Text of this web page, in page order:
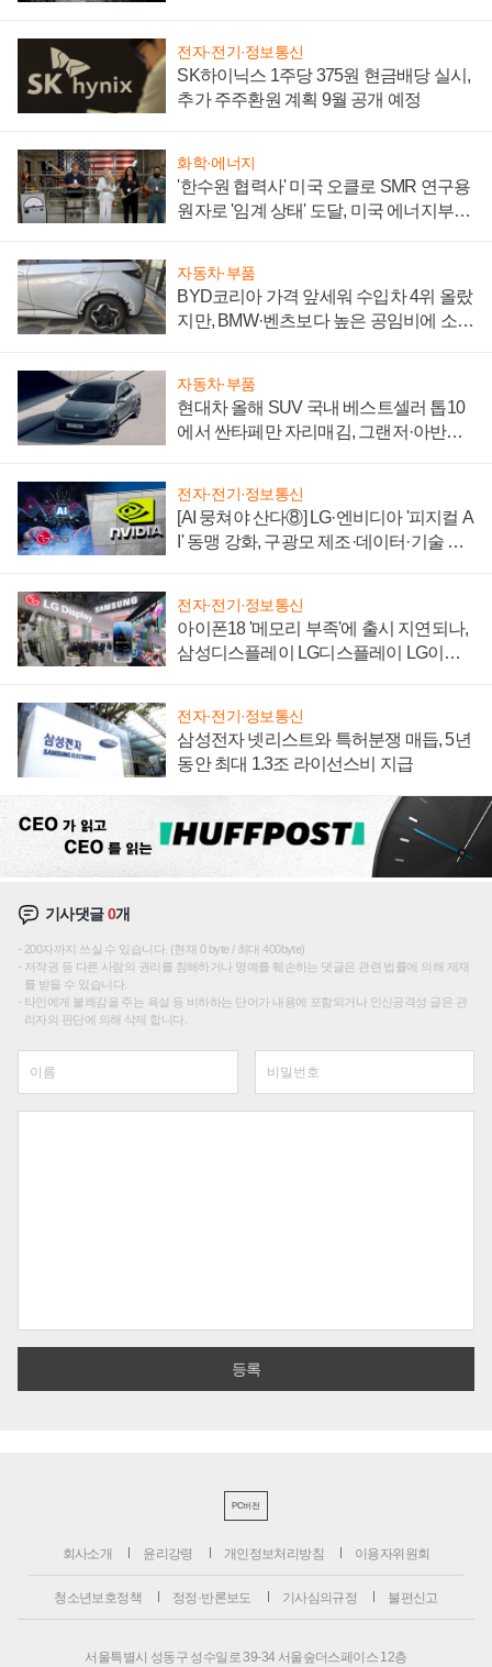
전자·전기·정보통신
SK하이닉스 1주당 375원 현금배당 실시,
추가 주주환원 계획 9월 공개 예정
화학·에너지
'한수원 협력사' 미국 오클로 SMR 연구용
원자로 '임계 상태' 도달, 미국 에너지부
자동차·부품
BYD코리아 가격 앞세워 수입차 4위 올랐
지만, BMW·벤츠보다 높은 공임비에 소비
자동차·부품
현대차 올해 SUV 국내 베스트셀러 톱10
에서 싼타페만 자리매김, 그랜저·아반떼
전자·전기·정보통신
[AI 뭉쳐야 산다⑧] LG·엔비디아 '피지컬 A
I' 동맹 강화, 구광모 제조·데이터·기술 결
전자·전기·정보통신
아이폰18 '메모리 부족'에 출시 지연되나,
삼성디스플레이 LG디스플레이 LG이노
전자·전기·정보통신
삼성전자 넷리스트와 특허분쟁 매듭, 5년
동안 최대 1.3조 라이선스비 지급
기사댓글0개
200자까지 쓰실 수 있습니다. (현재 0 byte / 최대 400byte)
저작권 등 다른 사람의 권리를 침해하거나 명예를 훼손하는 댓글은 관련 법률에 의해 제재
를 받을 수 있습니다.
타인에게 불쾌감을 주는 욕설 등 비하하는 단어가 내용에 포함되거나 인신공격성 글은 관
리자의 판단에 의해 삭제 합니다.
PC버전
회사소개 윤리강령 개인정보처리방침 이용자위원회
청소년보호정책 정정·반론보도 기사심의규정 불편신고
서울특별시 성동구 성수일로 39-34 서울숲더스페이스 12층